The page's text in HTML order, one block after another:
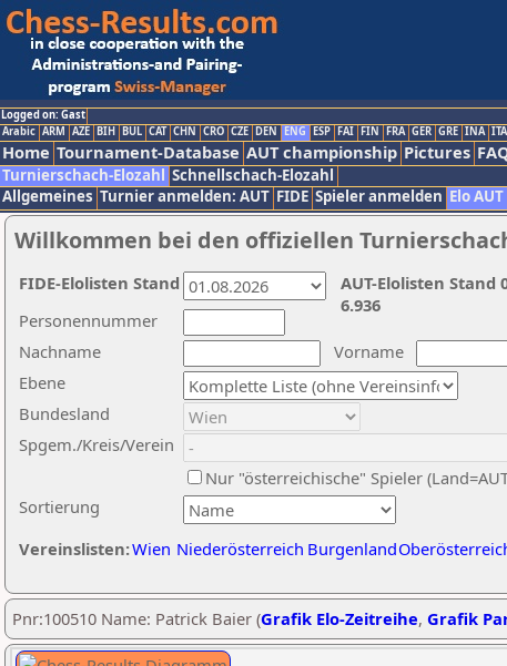
Logged on: Gast
Arabic ARM AZE BIH BUL CAT CHN CRO CZE DEN ENG ESP FAI FIN FRA GER GRE INA ITA
Home Tournament-Database AUT championship Pictures
Turnierschach-Elozahl Schnellschach-Elozahl
Allgemeines Turnier anmelden: AUT FIDE Spieler anmelden Elo AUT
Willkommen bei den offiziellen
Nachname
Vorname
Ebene
Sortierung
Personennummer
Bundesland
Spgem./Kreis/Verein
Nur "österreichische" Spieler
Vereinslisten:Wien Niederösterreich Burgenland
AUT-Elolisten Stand
6.936
FIDE-Elolisten Stand
Pnr:100510 Name: Patrick Baier (Grafik Elo-Zeitreihe, Grafik